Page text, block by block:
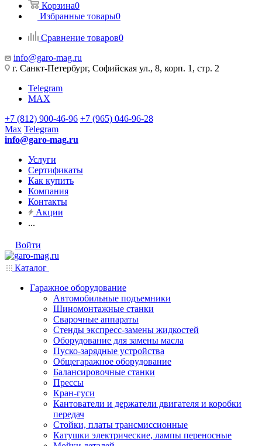
Корзина0
Избранные товары0
Сравнение товаров0
info@garo-mag.ru
г. Санкт-Петербург, Софийская ул., 8, корп. 1, стр. 2
Telegram
MAX
+7 (812) 900-46-96 +7 (965) 046-96-28
Max Telegram
info@garo-mag.ru
Услуги
Сертификаты
Как купить
Компания
Контакты
Акции
...
Войти
Каталог
Гаражное оборудование
Автомобильные подъемники
Шиномонтажные станки
Сварочные аппараты
Стенды экспресс-замены жидкостей
Оборудование для замены масла
Пуско-зарядные устройства
Общегаражное оборудование
Балансировочные станки
Прессы
Кран-гуси
Кантователи и держатели двигателя и коробки
передач
Стойки, платы трансмиссионные
Катушки электрические, лампы переносные